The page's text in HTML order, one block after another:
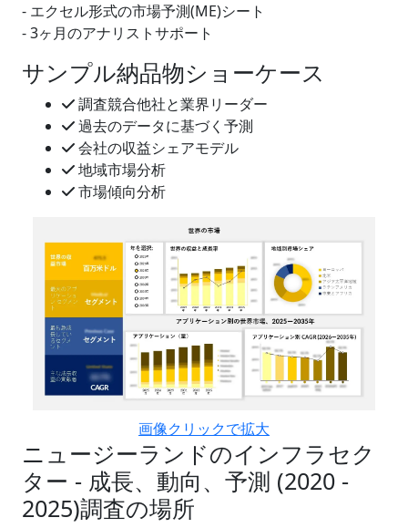
- エクセル形式の市場予測(ME)シート
- 3ヶ月のアナリストサポート
サンプル納品物ショーケース
調査競合他社と業界リーダー
過去のデータに基づく予測
会社の収益シェアモデル
地域市場分析
市場傾向分析
画像クリックで拡大
ニュージーランドのインフラセク
ター - 成長、動向、予測 (2020 -
2025)調査の場所